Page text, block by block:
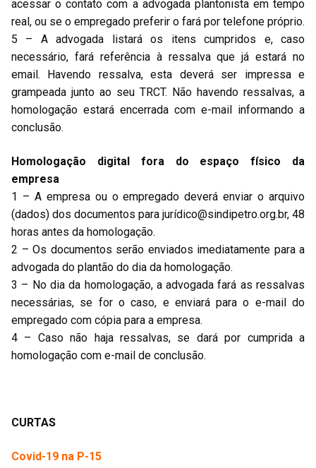
acessar o contato com a advogada plantonista em tempo
real, ou se o empregado preferir o fará por telefone próprio.
5 – A advogada listará os itens cumpridos e, caso
necessário, fará referência à ressalva que já estará no
email. Havendo ressalva, esta deverá ser impressa e
grampeada junto ao seu TRCT. Não havendo ressalvas, a
homologação estará encerrada com e-mail informando a
conclusão.
Homologação digital fora do espaço físico da
empresa
1 – A empresa ou o empregado deverá enviar o arquivo
(dados) dos documentos para jurídico@sindipetro.org.br, 48
horas antes da homologação.
2 – Os documentos serão enviados imediatamente para a
advogada do plantão do dia da homologação.
3 – No dia da homologação, a advogada fará as ressalvas
necessárias, se for o caso, e enviará para o e-mail do
empregado com cópia para a empresa.
4 – Caso não haja ressalvas, se dará por cumprida a
homologação com e-mail de conclusão.
CURTAS
Covid-19 na P-15